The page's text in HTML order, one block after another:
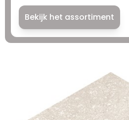
Bekijk het assortiment